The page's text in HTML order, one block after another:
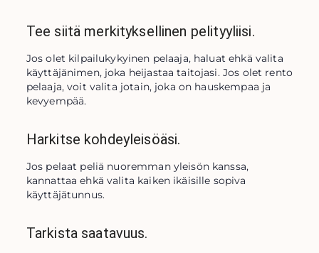
Tee siitä merkityksellinen pelityyliisi.
Jos olet kilpailukykyinen pelaaja, haluat ehkä valita
käyttäjänimen, joka heijastaa taitojasi. Jos olet rento
pelaaja, voit valita jotain, joka on hauskempaa ja
kevyempää.
Harkitse kohdeyleisöäsi.
Jos pelaat peliä nuoremman yleisön kanssa,
kannattaa ehkä valita kaiken ikäisille sopiva
käyttäjätunnus.
Tarkista saatavuus.